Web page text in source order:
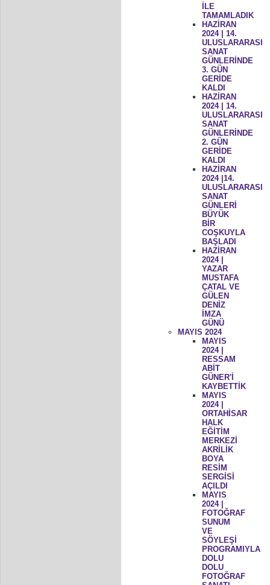
İLE
TAMAMLADIK
HAZİRAN
2024 | 14.
ULUSLARARASI
SANAT
GÜNLERİNDE
3. GÜN
GERİDE
KALDI
HAZİRAN
2024 | 14.
ULUSLARARASI
SANAT
GÜNLERİNDE
2. GÜN
GERİDE
KALDI
HAZİRAN
2024 |14.
ULUSLARARASI
SANAT
GÜNLERİ
BÜYÜK
BİR
COŞKUYLA
BAŞLADI
HAZİRAN
2024 |
YAZAR
MUSTAFA
ÇATAL VE
GÜLEN
DENİZ
İMZA
GÜNÜ
MAYIS 2024
MAYIS
2024 |
RESSAM
ABİT
GÜNER'İ
KAYBETTİK
MAYIS
2024 |
ORTAHİSAR
HALK
EĞİTİM
MERKEZİ
AKRİLİK
BOYA
RESİM
SERGİSİ
AÇILDI
MAYIS
2024 |
FOTOĞRAF
SUNUM
VE
SÖYLEŞİ
PROGRAMIYLA
DOLU
DOLU
FOTOĞRAF